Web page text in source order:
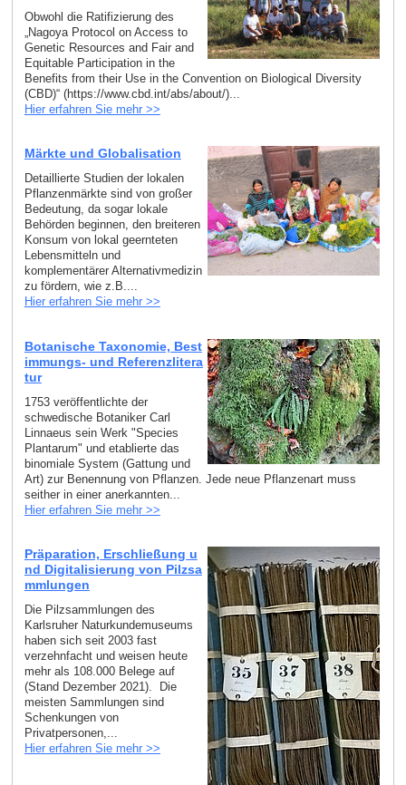
Obwohl die Ratifizierung des
„Nagoya Protocol on Access to
Genetic Resources and Fair and
Equitable Participation in the
Benefits from their Use in the Convention on Biological Diversity
(CBD)“ (https://www.cbd.int/abs/about/)...
Hier erfahren Sie mehr >>
Märkte und Globalisation
Detaillierte Studien der lokalen
Pflanzenmärkte sind von großer
Bedeutung, da sogar lokale
Behörden beginnen, den breiteren
Konsum von lokal geernteten
Lebensmitteln und
komplementärer Alternativmedizin
zu fördern, wie z.B....
Hier erfahren Sie mehr >>
Botanische Taxonomie, Best
immungs- und Referenzlitera
tur
1753 veröffentlichte der
schwedische Botaniker Carl
Linnaeus sein Werk "Species
Plantarum" und etablierte das
binomiale System (Gattung und
Art) zur Benennung von Pflanzen. Jede neue Pflanzenart muss
seither in einer anerkannten...
Hier erfahren Sie mehr >>
Präparation, Erschließung u
nd Digitalisierung von Pilzsa
mmlungen
Die Pilzsammlungen des
Karlsruher Naturkundemuseums
haben sich seit 2003 fast
verzehnfacht und weisen heute
mehr als 108.000 Belege auf
(Stand Dezember 2021). Die
meisten Sammlungen sind
Schenkungen von
Privatpersonen,...
Hier erfahren Sie mehr >>